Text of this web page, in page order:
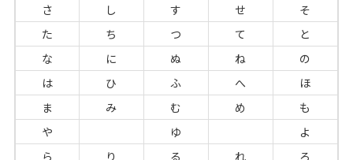
さ
し す せ
そ
た
ち つ て
と
な
に ぬ ね
の
は
ひ ふ へ
ほ
ま
み む め
も
や
ゆ
よ
ら
り る れ
ろ